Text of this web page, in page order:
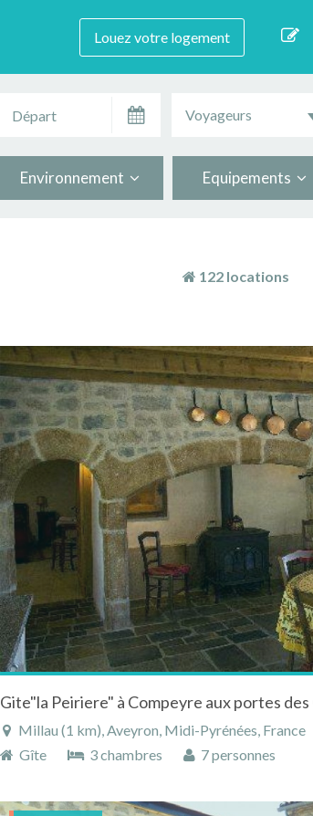
Louez votre logement
Voyageurs
Environnement Equipements
122 locations
Millau (1 km), Aveyron, Midi-Pyrénées, France
Gîte
3 chambres 7 personnes